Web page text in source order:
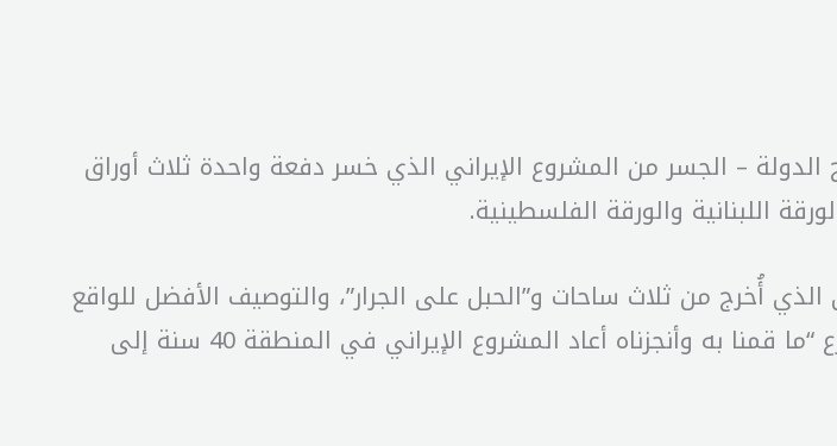
– الجسر من المشروع الإيراني الذي خسر دفعة واحدة ثلاث أوراق
اللبنانية والورقة الفلسطينية.
أُخرج من ثلاث ساحات و”الحبل على الجرار”، والتوصيف الأفضل للواقع
الإيراني ما قاله مدير إدارة العمليات العسكرية في سوريا أحمد الشرع “ما قمنا به وأنجزناه أعاد المشروع الإيراني في المنطقة 40 سنة إلى